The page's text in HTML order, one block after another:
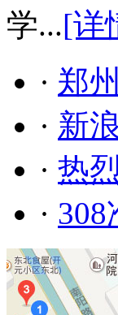
学...[详
· 郑
· 新
· 热
·